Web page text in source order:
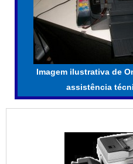
Imagem ilustrativa de
assistência